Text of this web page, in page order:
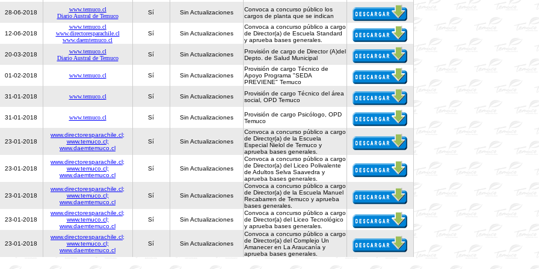
28-06-2018
www.temuco.cl
Diario Austral de Temuco
Sí Sin Actualizaciones
Convoca a concurso público los
cargos de planta que se indican
12-06-2018
www.temuco.cl
www.directoresparachile.cl
www.daemtemuco.cl
Sí Sin Actualizaciones
Convoca a concurso público a cargo
de Director(a) de Escuela Standard
y aprueba bases generales.
20-03-2018
www.temuco.cl
Diario Austral de Temuco
Sí Sin Actualizaciones
Provisión de cargo de Director (A)del
Depto. de Salud Municipal
01-02-2018 www.temuco.cl Sí Sin Actualizaciones
Provisión de cargo Técnico de
Apoyo Programa "SEDA
PREVIENE" Temuco
31-01-2018 www.temuco.cl Sí Sin Actualizaciones
Provisión de cargo Técnico del área
social, OPD Temuco
31-01-2018 www.temuco.cl Sí Sin Actualizaciones
Provisión de cargo Psicólogo, OPD
Temuco
23-01-2018
www.directoresparachile.cl;
www.temuco.cl;
www.daemtemuco.cl
Sí Sin Actualizaciones
Convoca a concurso público a cargo
de Director(a) de la Escuela
Especial Ñielol de Temuco y
aprueba bases generales.
23-01-2018
www.directoresparachile.cl;
www.temuco.cl;
www.daemtemuco.cl
Sí Sin Actualizaciones
Convoca a concurso público a cargo
de Director(a) del Liceo Polivalente
de Adultos Selva Saavedra y
aprueba bases generales.
23-01-2018
www.directoresparachile.cl;
www.temuco.cl;
www.daemtemuco.cl
Sí Sin Actualizaciones
Convoca a concurso público a cargo
de Director(a) de la Escuela Manuel
Recabarren de Temuco y aprueba
bases generales.
23-01-2018
www.directoresparachile.cl;
www.temuco.cl;
www.daemtemuco.cl
Sí Sin Actualizaciones
Convoca a concurso público a cargo
de Director(a) del Liceo Tecnológico
y aprueba bases generales.
23-01-2018
www.directoresparachile.cl;
www.temuco.cl;
www.daemtemuco.cl
Sí Sin Actualizaciones
Convoca a concurso público a cargo
de Director(a) del Complejo Un
Amanecer en La Araucanía y
aprueba bases generales.